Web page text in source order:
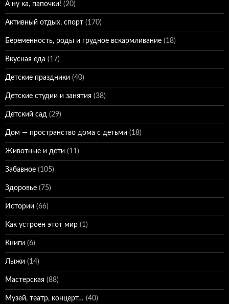
А ну ка, папочки! (20)
Активный отдых, спорт (170)
Беременность, роды и грудное вскармливание (18)
Вкусная еда (17)
Детские праздники (40)
Детские студии и занятия (38)
Детский сад (29)
Дом — пространство дома с детьми (18)
Животные и дети (11)
Забавное (105)
Здоровье (75)
Истории (66)
Как устроен этот мир (1)
Книги (6)
Лыжи (14)
Мастерская (88)
Музей, театр, концерт… (40)